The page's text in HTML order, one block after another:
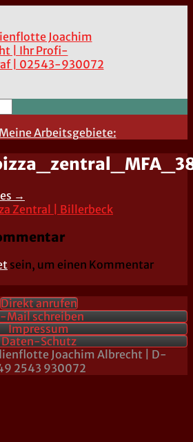
Arbeitsgebiete:
→
sein, um einen Kommentar
Direkt anrufen
Mail schreiben
Impressum
Daten-Schutz
Joachim Albrecht | D-
2543 930072